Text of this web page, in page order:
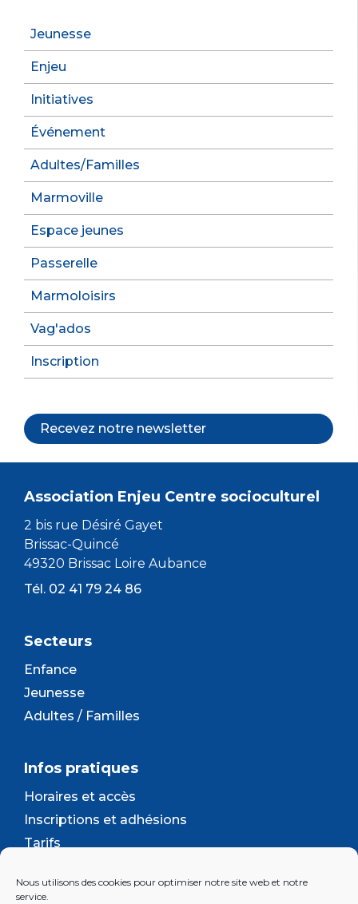
Nous utilisons des cookies pour optimiser notre site web et notre
service.
Jeunesse
Enjeu
Initiatives
Événement
Adultes/Familles
Marmoville
Espace jeunes
Passerelle
Marmoloisirs
Vag'ados
Inscription
Recevez notre newsletter
Association Enjeu Centre socioculturel
2 bis rue Désiré Gayet
Brissac-Quincé
49320 Brissac Loire Aubance
Tél. 02 41 79 24 86
Secteurs
Enfance
Jeunesse
Adultes / Familles
Infos pratiques
Horaires et accès
Inscriptions et adhésions
Tarifs
Contact